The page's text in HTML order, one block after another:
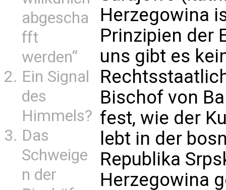
abgescha
fft
werden“
Ein Signal
des
Himmels?
Das
Schweige
n der
Herzegowina
Prinzipien der
uns gibt es
Bischof von
fest, wie der
lebt in der
Republika
Herzegowina